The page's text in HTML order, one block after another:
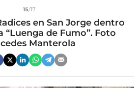
15/17
en San Jorge dentro
“Luenga de Fumo”. Foto
Manterola